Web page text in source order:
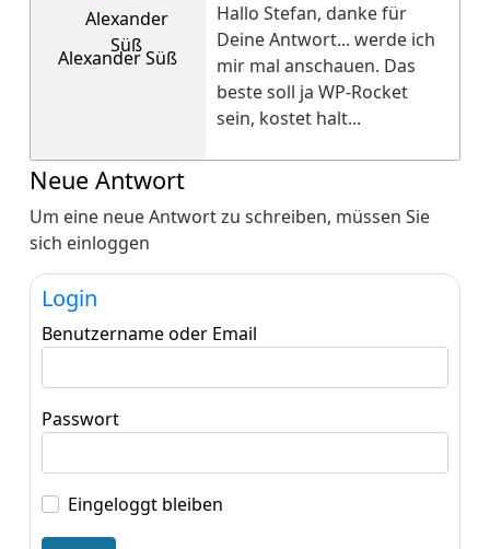
Alexander Süß
Hallo Stefan, danke für
Deine Antwort... werde ich
mir mal anschauen. Das
beste soll ja WP-Rocket
sein, kostet halt...
Neue Antwort
Um eine neue Antwort zu schreiben, müssen Sie
sich einloggen
Login
Benutzername oder Email
Passwort
Eingeloggt bleiben